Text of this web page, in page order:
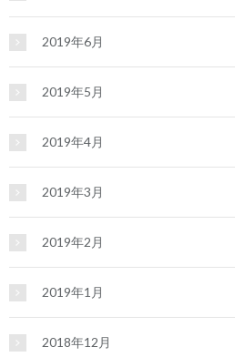
2019年6月
2019年5月
2019年4月
2019年3月
2019年2月
2019年1月
2018年12月